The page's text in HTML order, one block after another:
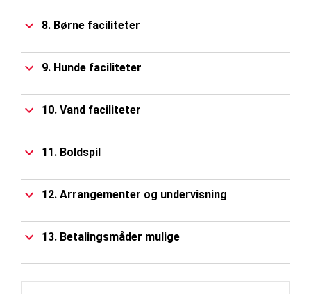
8. Børne faciliteter
9. Hunde faciliteter
10. Vand faciliteter
11. Boldspil
12. Arrangementer og undervisning
13. Betalingsmåder mulige